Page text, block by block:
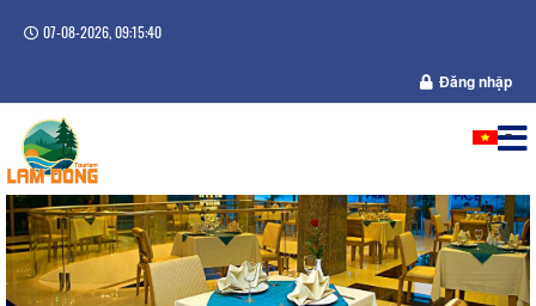
07-08-2026, 09:15:41
Đăng nhập